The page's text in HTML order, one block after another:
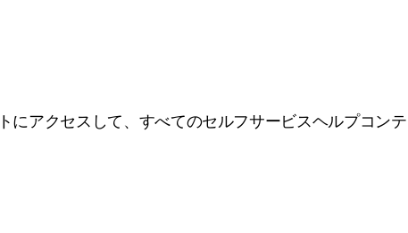
アクセスして、すべてのセルフサービスヘルプコン